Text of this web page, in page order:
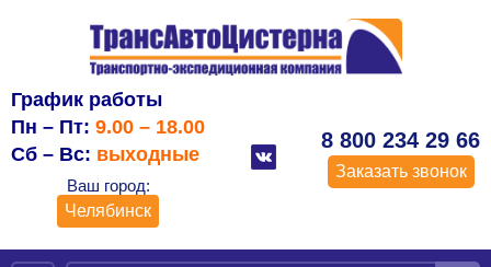
График работы
Пн – Пт: 9.00 – 18.00
Сб – Вс: выходные
Ваш город:
Челябинск
8 800 234 29 66
Заказать звонок